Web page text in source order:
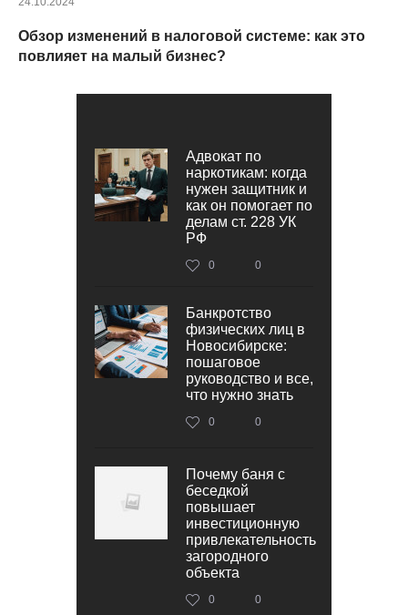
Обзор изменений в налоговой системе: как это
повлияет на малый бизнес?
Адвокат по
наркотикам: когда
нужен защитник и
как он помогает по
делам ст. 228 УК
РФ
0 0
Банкротство
физических лиц в
Новосибирске:
пошаговое
руководство и все,
что нужно знать
0 0
Почему баня с
беседкой
повышает
инвестиционную
привлекательность
загородного
объекта
0 0